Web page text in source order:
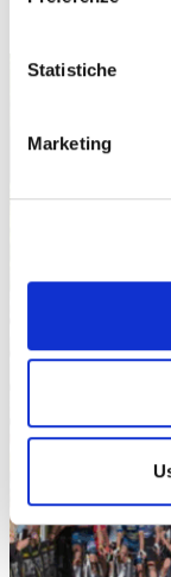
Statistiche
Marketing
territorio e quelle di